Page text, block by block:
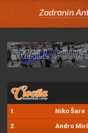
Zadranin
1. Niko Šare
2. Andro